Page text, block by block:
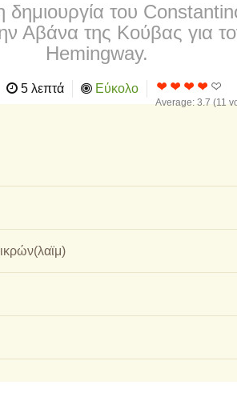
δημιουργία του
Αβάνα της Κούβας για
Hemingway.
5 λεπτά Εύκολο
Average:3.7 (11